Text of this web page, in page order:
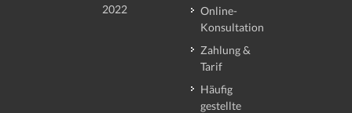
2022
Online-
Konsultation
Zahlung &
Tarif
Häufig
gestellte